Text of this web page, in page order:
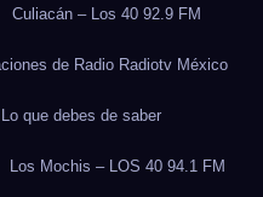
Culiacán – Los 40 92.9 FM
de Radio Radiotv México
Lo que debes de saber
Los Mochis – LOS 40 94.1 FM